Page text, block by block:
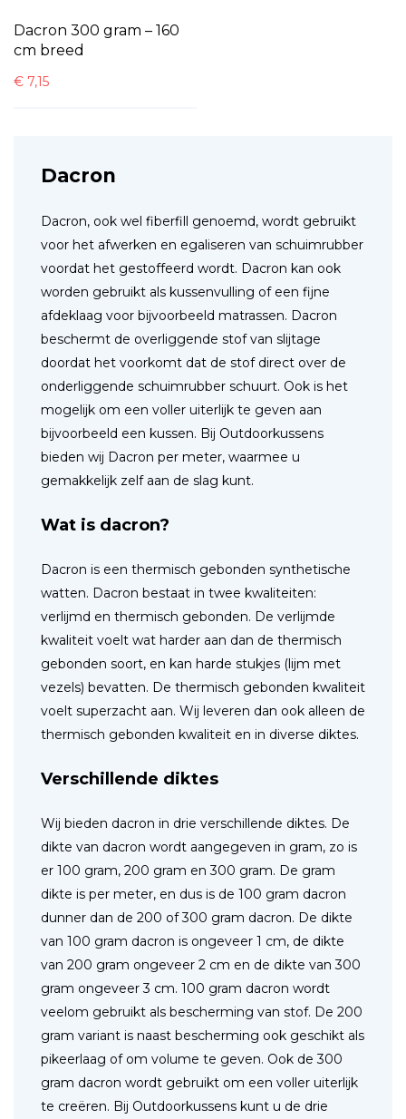
Dacron 300 gram – 160
cm breed
€ 7,15
Dacron
Dacron, ook wel fiberfill genoemd, wordt gebruikt
voor het afwerken en egaliseren van schuimrubber
voordat het gestoffeerd wordt. Dacron kan ook
worden gebruikt als kussenvulling of een fijne
afdeklaag voor bijvoorbeeld matrassen. Dacron
beschermt de overliggende stof van slijtage
doordat het voorkomt dat de stof direct over de
onderliggende schuimrubber schuurt. Ook is het
mogelijk om een voller uiterlijk te geven aan
bijvoorbeeld een kussen. Bij Outdoorkussens
bieden wij Dacron per meter, waarmee u
gemakkelijk zelf aan de slag kunt.
Wat is dacron?
Dacron is een thermisch gebonden synthetische
watten. Dacron bestaat in twee kwaliteiten:
verlijmd en thermisch gebonden. De verlijmde
kwaliteit voelt wat harder aan dan de thermisch
gebonden soort, en kan harde stukjes (lijm met
vezels) bevatten. De thermisch gebonden kwaliteit
voelt superzacht aan. Wij leveren dan ook alleen de
thermisch gebonden kwaliteit en in diverse diktes.
Verschillende diktes
Wij bieden dacron in drie verschillende diktes. De
dikte van dacron wordt aangegeven in gram, zo is
er 100 gram, 200 gram en 300 gram. De gram
dikte is per meter, en dus is de 100 gram dacron
dunner dan de 200 of 300 gram dacron. De dikte
van 100 gram dacron is ongeveer 1 cm, de dikte
van 200 gram ongeveer 2 cm en de dikte van 300
gram ongeveer 3 cm. 100 gram dacron wordt
veelom gebruikt als bescherming van stof. De 200
gram variant is naast bescherming ook geschikt als
pikeerlaag of om volume te geven. Ook de 300
gram dacron wordt gebruikt om een voller uiterlijk
te creëren. Bij Outdoorkussens kunt u de drie